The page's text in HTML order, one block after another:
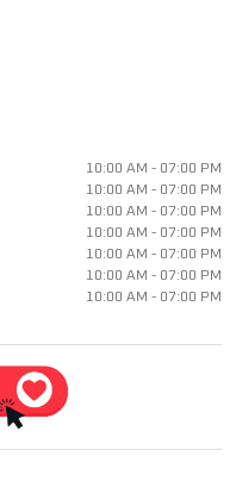
10:00 AM - 07:00 PM
10:00 AM - 07:00 PM
10:00 AM - 07:00 PM
10:00 AM - 07:00 PM
10:00 AM - 07:00 PM
10:00 AM - 07:00 PM
10:00 AM - 07:00 PM